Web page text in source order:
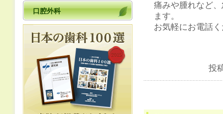
痛みや腫れなど
ます。
お気軽にお電話
投
口腔外科